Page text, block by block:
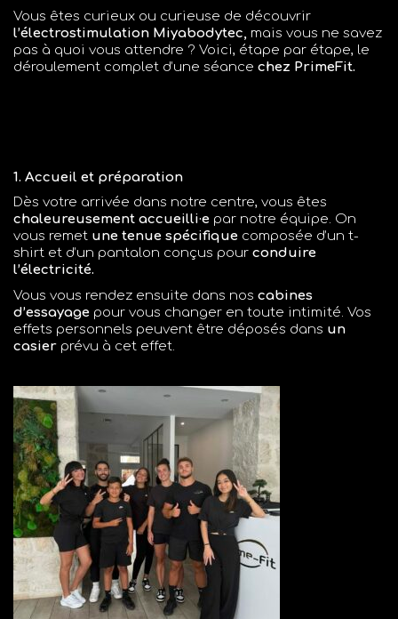
Vous êtes curieux ou curieuse de découvrir
l’électrostimulation Miyabodytec, mais vous ne savez
pas à quoi vous attendre ? Voici, étape par étape, le
déroulement complet d’une séance chez PrimeFit.
1. Accueil et préparation
Dès votre arrivée dans notre centre, vous êtes
chaleureusement accueilli·e par notre équipe. On
vous remet une tenue spécifique composée d’un t-
shirt et d’un pantalon conçus pour conduire
l’électricité.
Vous vous rendez ensuite dans nos cabines
d’essayage pour vous changer en toute intimité. Vos
effets personnels peuvent être déposés dans un
casier prévu à cet effet.